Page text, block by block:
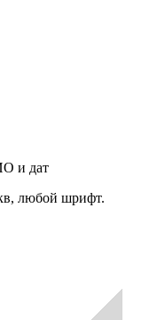
и дат
любой шрифт.